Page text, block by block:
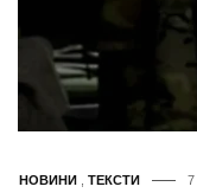
НОВИНИ ТЕКСТИ